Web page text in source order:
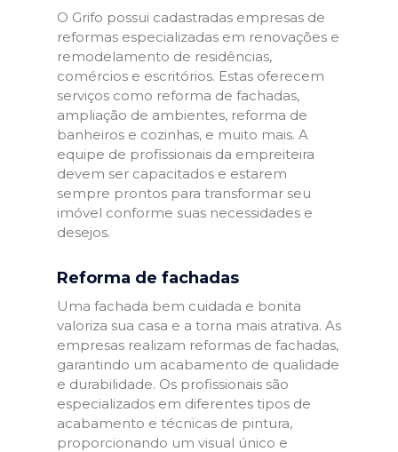
O Grifo possui cadastradas empresas de
reformas especializadas em renovações e
remodelamento de residências,
comércios e escritórios. Estas oferecem
serviços como reforma de fachadas,
ampliação de ambientes, reforma de
banheiros e cozinhas, e muito mais. A
equipe de profissionais da empreiteira
devem ser capacitados e estarem
sempre prontos para transformar seu
imóvel conforme suas necessidades e
desejos.
Reforma de fachadas
Uma fachada bem cuidada e bonita
valoriza sua casa e a torna mais atrativa. As
empresas realizam reformas de fachadas,
garantindo um acabamento de qualidade
e durabilidade. Os profissionais são
especializados em diferentes tipos de
acabamento e técnicas de pintura,
proporcionando um visual único e